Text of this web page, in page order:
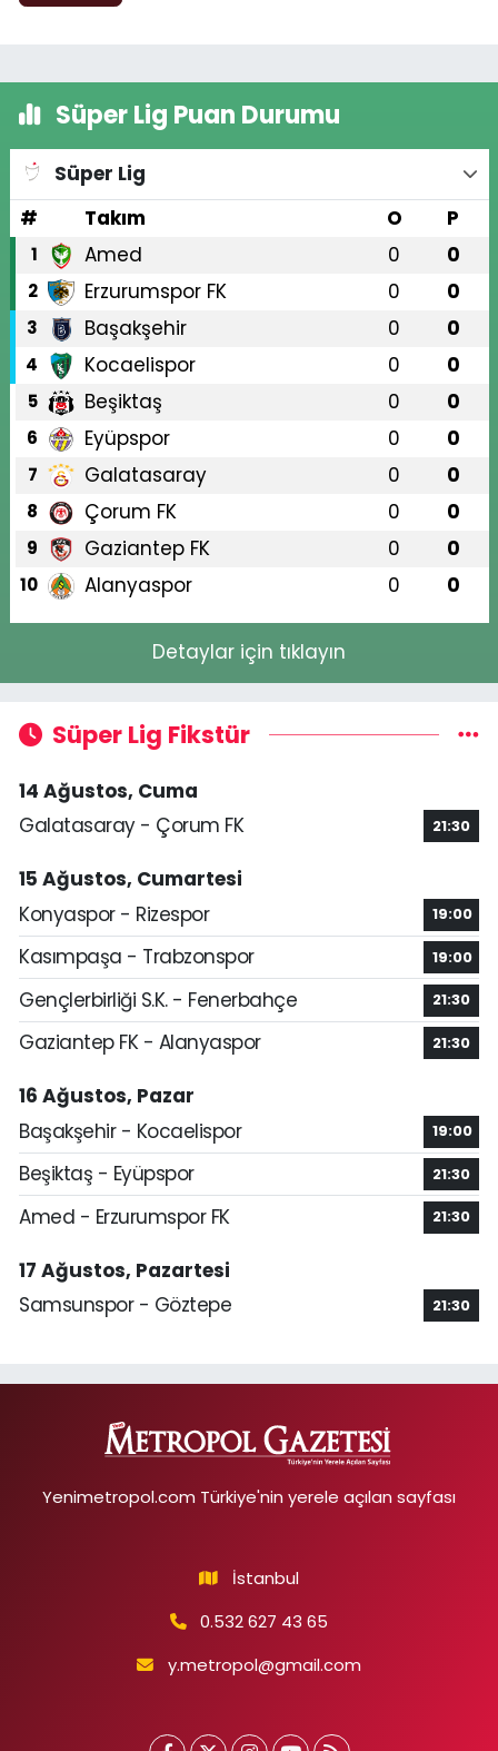
Süper Lig Puan Durumu
Süper Lig
#
Takım O P
1 Amed 0 0
2 Erzurumspor FK 0 0
3 Başakşehir 0 0
4 Kocaelispor 0 0
5 Beşiktaş 0 0
6 Eyüpspor 0 0
7 Galatasaray 0 0
8 Çorum FK 0 0
9 Gaziantep FK 0 0
10 Alanyaspor 0 0
Detaylar için tıklayın
Süper Lig Fikstür
14 Ağustos, Cuma
Galatasaray - Çorum FK
21:30
15 Ağustos, Cumartesi
Konyaspor - Rizespor
19:00
Kasımpaşa - Trabzonspor 19:00
Gençlerbirliği S.K. - Fenerbahçe 21:30
Gaziantep FK - Alanyaspor 21:30
16 Ağustos, Pazar
Başakşehir - Kocaelispor
19:00
Beşiktaş - Eyüpspor 21:30
Amed - Erzurumspor FK 21:30
17 Ağustos, Pazartesi
Samsunspor - Göztepe
21:30
Yenimetropol.com Türkiye'nin yerele açılan sayfası
İstanbul
0.532 627 43 65
y.metropol@gmail.com